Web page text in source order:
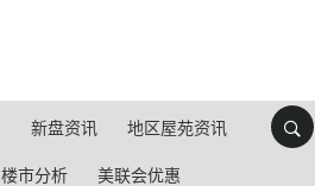
新盘资讯 地区屋苑资讯
楼市分析 美联会优惠